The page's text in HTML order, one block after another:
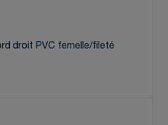
droit PVC femelle/fileté